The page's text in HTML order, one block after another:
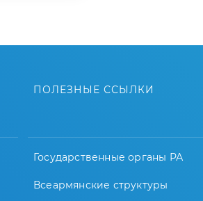
ПОЛЕЗНЫЕ ССЫЛКИ
Государственные органы РА
Всеармянские структуры